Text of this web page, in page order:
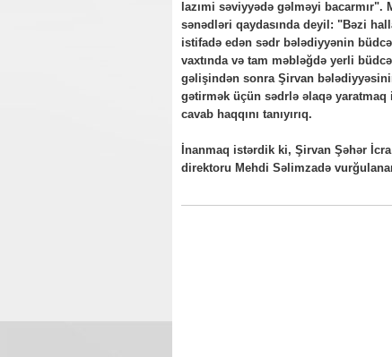
lazımi səviyyədə gəlməyi
sənədləri qaydasında deyil: "Bəzi
istifadə edən sədr bələdiyyənin
vaxtında və tam məbləğdə yerli
gəlişindən sonra Şirvan
gətirmək üçün sədrlə əlaqə
cavab haqqını tanıyırıq.
İnanmaq istərdik ki, Şirvan Şəhər
direktoru Mehdi Səlimzadə